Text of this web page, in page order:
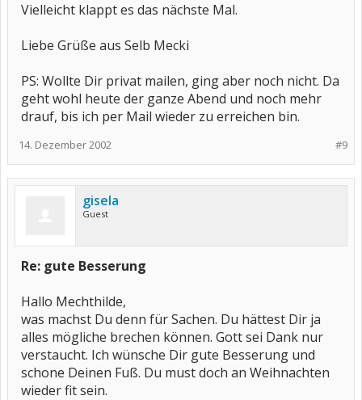
Vielleicht klappt es das nächste Mal.
Liebe Grüße aus Selb Mecki
PS: Wollte Dir privat mailen, ging aber noch nicht. Da
geht wohl heute der ganze Abend und noch mehr
drauf, bis ich per Mail wieder zu erreichen bin.
#9
14. Dezember 2002
gisela
Guest
Re: gute Besserung
Hallo Mechthilde,
was machst Du denn für Sachen. Du hättest Dir ja
alles mögliche brechen können. Gott sei Dank nur
verstaucht. Ich wünsche Dir gute Besserung und
schone Deinen Fuß. Du must doch an Weihnachten
wieder fit sein.